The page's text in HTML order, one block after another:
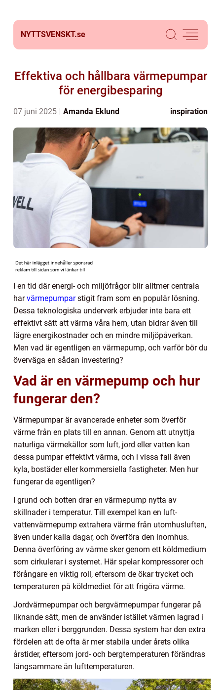
NYTTSVENSKT.se
Effektiva och hållbara värmepumpar
för energibesparing
07 juni 2025 Amanda Eklund inspiration
I en tid där energi- och miljöfrågor blir alltmer centrala
harvärmepumparstigit fram som en populär lösning.
Dessa teknologiska underverk erbjuder inte bara ett
effektivt sätt att värma våra hem, utan bidrar även till
lägre energikostnader och en mindre miljöpåverkan.
Men vad är egentligen en värmepump, och varför bör du
överväga en sådan investering?
Vad är en värmepump och hur
fungerar den?
Värmepumpar är avancerade enheter som överför
värme från en plats till en annan. Genom att utnyttja
naturliga värmekällor som luft, jord eller vatten kan
dessa pumpar effektivt värma, och i vissa fall även
kyla, bostäder eller kommersiella fastigheter. Men hur
fungerar de egentligen?
I grund och botten drar en värmepump nytta av
skillnader i temperatur. Till exempel kan en luft-
vattenvärmepump extrahera värme från utomhusluften,
även under kalla dagar, och överföra den inomhus.
Denna överföring av värme sker genom ett köldmedium
som cirkulerar i systemet. Här spelar kompressorer och
förångare en viktig roll, eftersom de ökar trycket och
temperaturen på köldmediet för att frigöra värme.
Jordvärmepumpar och bergvärmepumpar fungerar på
liknande sätt, men de använder istället värmen lagrad i
marken eller i berggrunden. Dessa system har den extra
fördelen att de ofta är mer stabila under årets olika
årstider, eftersom jord- och bergtemperaturen förändras
långsammare än lufttemperaturen.